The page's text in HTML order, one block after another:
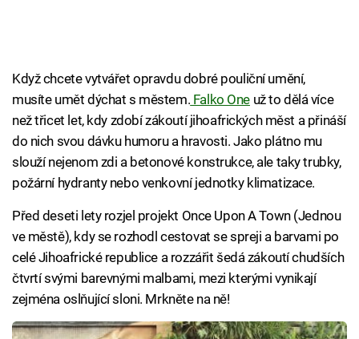
Když chcete vytvářet opravdu dobré pouliční umění,
musíte umět dýchat s městem. Falko Oneuž to dělá více
než třicet let, kdy zdobí zákoutí jihoafrických měst a přináší
do nich svou dávku humoru a hravosti. Jako plátno mu
slouží nejenom zdi a betonové konstrukce, ale taky trubky,
požární hydranty nebo venkovní jednotky klimatizace.
Před deseti lety rozjel projekt Once Upon A Town (Jednou
ve městě), kdy se rozhodl cestovat se spreji a barvami po
celé Jihoafrické republice a rozzářit šedá zákoutí chudších
čtvrtí svými barevnými malbami, mezi kterými vynikají
zejména oslňující sloni. Mrkněte na ně!